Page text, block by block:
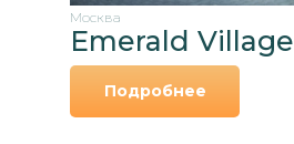
Подробнее
Emerald Village
Москва